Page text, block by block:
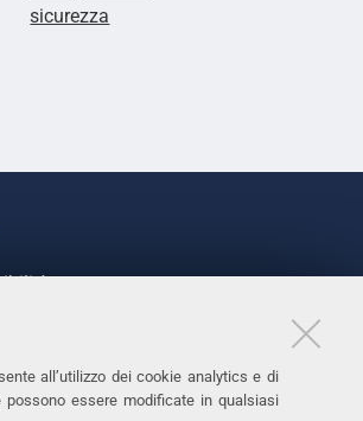
all’utilizzo dei cookie analytics e di
possono essere modificate in qualsiasi
sicurezza